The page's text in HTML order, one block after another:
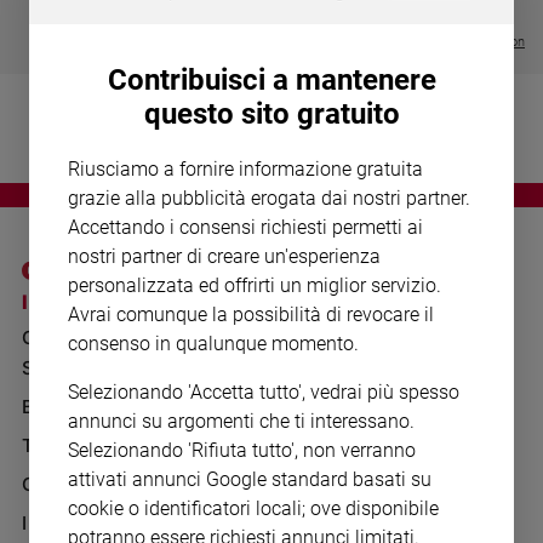
Devozione
fede
giorno
Santo
del
Società
e
valori
Visualizza tutte le collection
I SITI SAN PAOLO
GRUPPO EDITORIALE
SAN PAOLO
BENESSERE
TELENOVA
GAZZETTA D'ALBA
IL GIORNALINO
NOTE LEGALI
PRIVACY POLICY
WHISTLEBLOWING
SOCIAL
Contribuisci a mantenere
questo sito gratuito
Riusciamo a fornire informazione gratuita
grazie alla pubblicità erogata dai nostri partner.
Accettando i consensi richiesti permetti ai
nostri partner di creare un'esperienza
personalizzata ed offrirti un miglior servizio.
Avrai comunque la possibilità di revocare il
consenso in qualunque momento.
Selezionando 'Accetta tutto', vedrai più spesso
annunci su argomenti che ti interessano.
Selezionando 'Rifiuta tutto', non verranno
attivati annunci Google standard basati su
cookie o identificatori locali; ove disponibile
potranno essere richiesti annunci limitati.